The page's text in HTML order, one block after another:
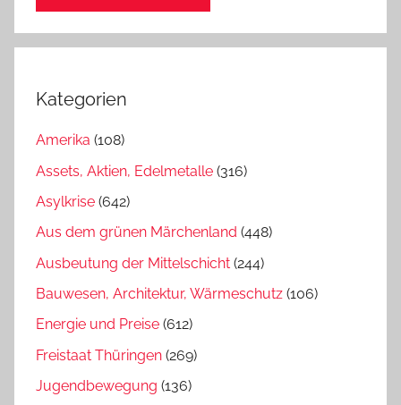
Kategorien
Amerika (108)
Assets, Aktien, Edelmetalle (316)
Asylkrise (642)
Aus dem grünen Märchenland (448)
Ausbeutung der Mittelschicht (244)
Bauwesen, Architektur, Wärmeschutz (106)
Energie und Preise (612)
Freistaat Thüringen (269)
Jugendbewegung (136)